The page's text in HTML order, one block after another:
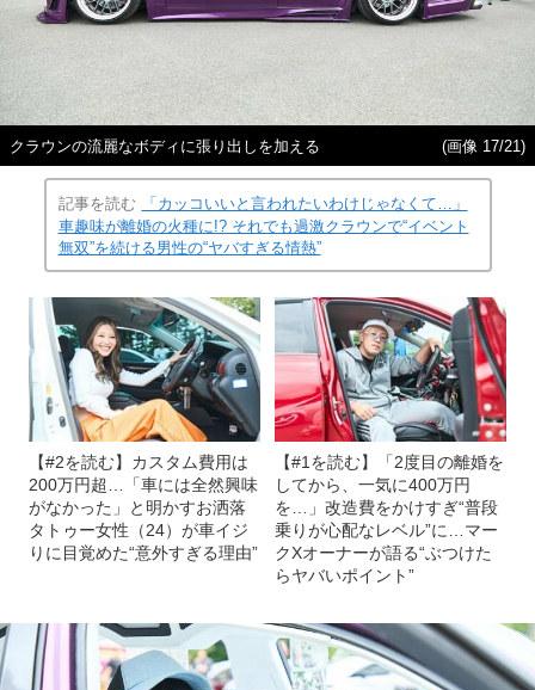
クラウンの流麗なボディに張り出しを加える (画像 17/21)
記事を読む
「カッコいいと言われたいわけじゃなくて…」
車趣味が離婚の火種に!? それでも過激クラウンで“イベント
無双”を続ける男性の“ヤバすぎる情熱”
【#2を読む】カスタム費用は
200万円超…「車には全然興味
がなかった」と明かすお洒落
タトゥー女性（24）が車イジ
りに目覚めた“意外すぎる理由”
【#1を読む】「2度目の離婚を
してから、一気に400万円
を…」改造費をかけすぎ“普段
乗りが心配なレベル”に…マー
クXオーナーが語る“ぶつけた
らヤバいポイント”